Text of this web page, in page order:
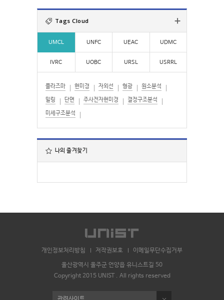
:
Tags Cloud
UMCL UNFC UEAC UDMC
IVRC UOBC URSL USRRL
플라즈마 현미경 자외선 형광 원소분석
밀링 단면 주사전자현미경 결정구조분석
미세구조분석
나의 즐겨찾기
개인정보처리방침 저작권보호 이메일무단수집거부
울산광역시 울주군 언양읍 유니스트길 50
Copyright 2015 UNIST . All rights reserved